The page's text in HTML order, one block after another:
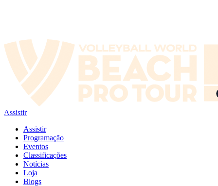
Assistir
Assistir
Programação
Eventos
Classificações
Notícias
Loja
Blogs